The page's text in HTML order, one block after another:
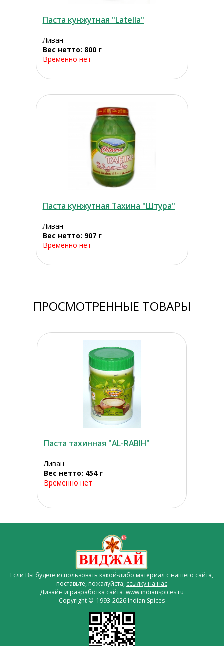
Паста кунжутная "Latella"
Ливан
Вес нетто: 800 г
Временно нет
Паста кунжутная Тахина "Штура"
Ливан
Вес нетто: 907 г
Временно нет
ПРОСМОТРЕННЫЕ ТОВАРЫ
Паста тахинная "AL-RABIH"
Ливан
Вес нетто: 454 г
Временно нет
Если Вы будете использовать какой-либо материал с нашего сайта,
поставьте, пожалуйста, ссылку на нас
Дизайн и разработка сайта www.indianspices.ru
Copyright © 1993-2026 Indian Spices